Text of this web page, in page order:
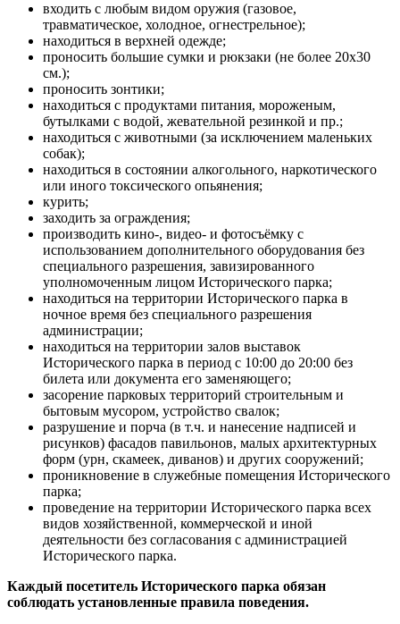
входить с любым видом оружия (газовое,
травматическое, холодное, огнестрельное);
находиться в верхней одежде;
проносить большие сумки и рюкзаки (не более 20х30
см.);
проносить зонтики;
находиться с продуктами питания, мороженым,
бутылками с водой, жевательной резинкой и пр.;
находиться с животными (за исключением маленьких
собак);
находиться в состоянии алкогольного, наркотического
или иного токсического опьянения;
курить;
заходить за ограждения;
производить кино-, видео- и фотосъёмку с
использованием дополнительного оборудования без
специального разрешения, завизированного
уполномоченным лицом Исторического парка;
находиться на территории Исторического парка в
ночное время без специального разрешения
администрации;
находиться на территории залов выставок
Исторического парка в период с 10:00 до 20:00 без
билета или документа его заменяющего;
засорение парковых территорий строительным и
бытовым мусором, устройство свалок;
разрушение и порча (в т.ч. и нанесение надписей и
рисунков) фасадов павильонов, малых архитектурных
форм (урн, скамеек, диванов) и других сооружений;
проникновение в служебные помещения Исторического
парка;
проведение на территории Исторического парка всех
видов хозяйственной, коммерческой и иной
деятельности без согласования с администрацией
Исторического парка.
Каждый посетитель Исторического парка обязан
соблюдать установленные правила поведения.